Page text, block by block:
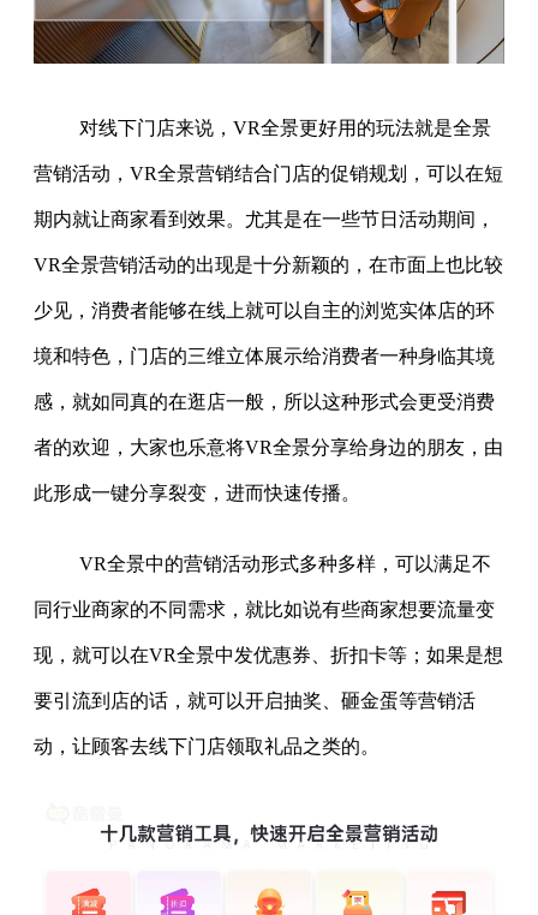
对线下门店来说，VR全景更好用的玩法就是全景
营销活动，VR全景营销结合门店的促销规划，可以在短
期内就让商家看到效果。尤其是在一些节日活动期间，
VR全景营销活动的出现是十分新颖的，在市面上也比较
少见，消费者能够在线上就可以自主的浏览实体店的环
境和特色，门店的三维立体展示给消费者一种身临其境
感，就如同真的在逛店一般，所以这种形式会更受消费
者的欢迎，大家也乐意将VR全景分享给身边的朋友，由
此形成一键分享裂变，进而快速传播。
VR全景中的营销活动形式多种多样，可以满足不
同行业商家的不同需求，就比如说有些商家想要流量变
现，就可以在VR全景中发优惠券、折扣卡等；如果是想
要引流到店的话，就可以开启抽奖、砸金蛋等营销活
动，让顾客去线下门店领取礼品之类的。